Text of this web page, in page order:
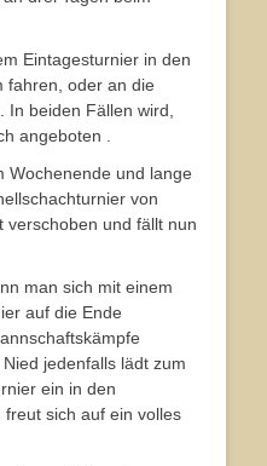
Eintagesturnier in den
fahren, oder an die
beiden Fällen wird,
angeboten .
Wochenende und lange
von
verschoben und fällt nun
man sich mit einem
auf die Ende
jedenfalls lädt zum
ein in den
sich auf ein volles